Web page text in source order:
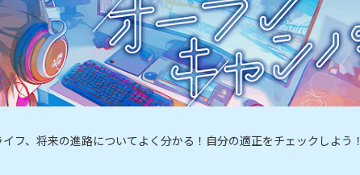
フ、将来の進路についてよく分かる！自分の適正をチェックしよう！